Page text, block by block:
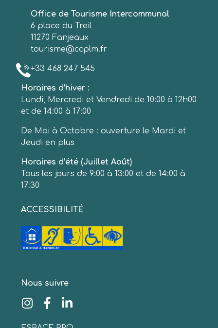
Office de Tourisme Intercommunal
6 place du Treil
11270 Fanjeaux
tourisme@ccplm.fr
+33 468 247 545
Horaires d’hiver :
Lundi, Mercredi et Vendredi de 10:00 à 12h00
et de 14:00 à 17:00
De Mai à Octobre : ouverture le Mardi et
Jeudi en plus
Horaires d’été (Juillet Août)
Tous les jours de 9:00 à 13:00 et de 14:00 à
17:30
ACCESSIBILITÉ
Nous suivre